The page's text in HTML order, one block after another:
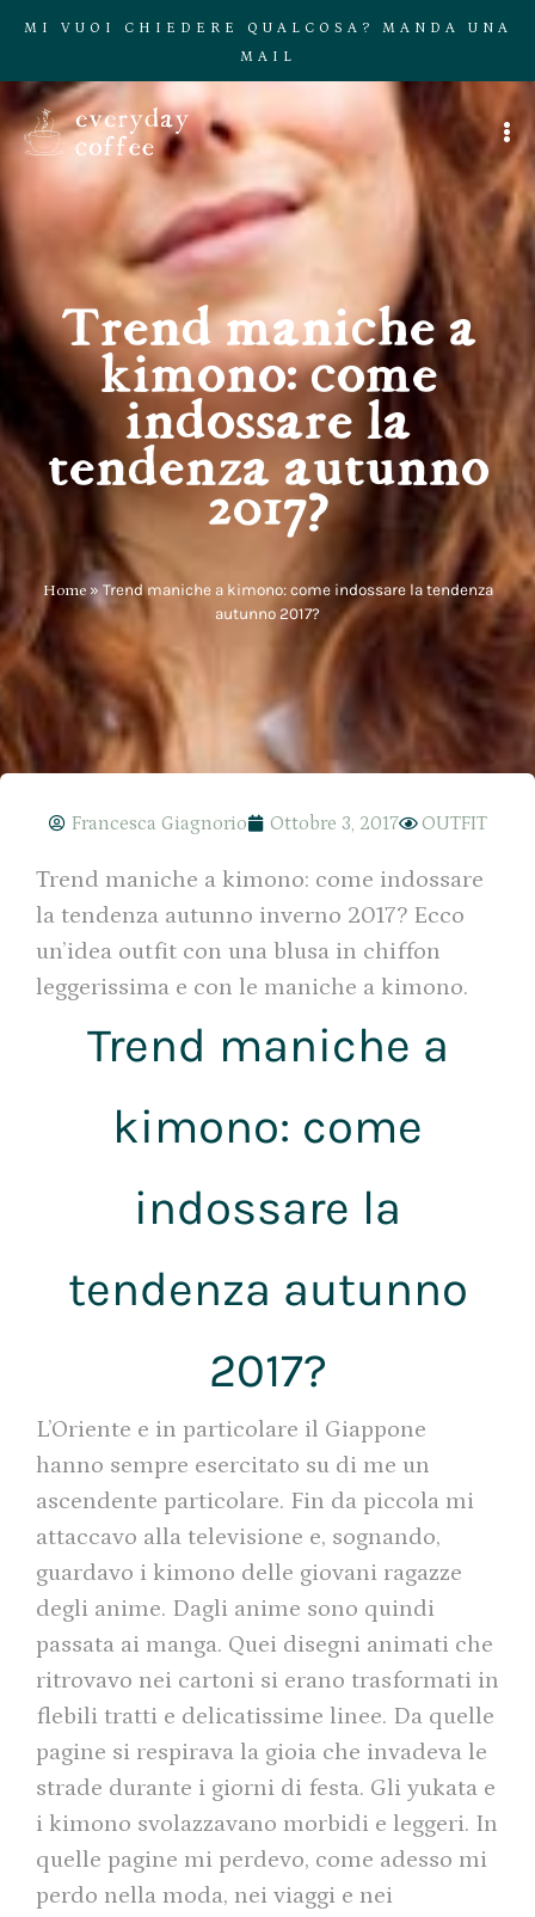
MI VUOI CHIEDERE QUALCOSA? MANDA UNA
MAIL
Trend maniche a
kimono: come
indossare la
tendenza autunno
2017?
Home» Trend maniche a kimono: come indossare la tendenza
autunno 2017?
Francesca Giagnorio Ottobre 3, 2017 OUTFIT
Trend maniche a kimono: come indossare
la tendenza autunno inverno 2017? Ecco
un’idea outfit con una blusa in chiffon
leggerissima e con le maniche a kimono.
Trend maniche a
kimono: come
indossare la
tendenza autunno
2017?
L’Oriente e in particolare il Giappone
hanno sempre esercitato su di me un
ascendente particolare. Fin da piccola mi
attaccavo alla televisione e, sognando,
guardavo i kimono delle giovani ragazze
degli anime. Dagli anime sono quindi
passata ai manga. Quei disegni animati che
ritrovavo nei cartoni si erano trasformati in
flebili tratti e delicatissime linee. Da quelle
pagine si respirava la gioia che invadeva le
strade durante i giorni di festa. Gli yukata e
i kimono svolazzavano morbidi e leggeri. In
quelle pagine mi perdevo, come adesso mi
perdo nella moda, nei viaggi e nei